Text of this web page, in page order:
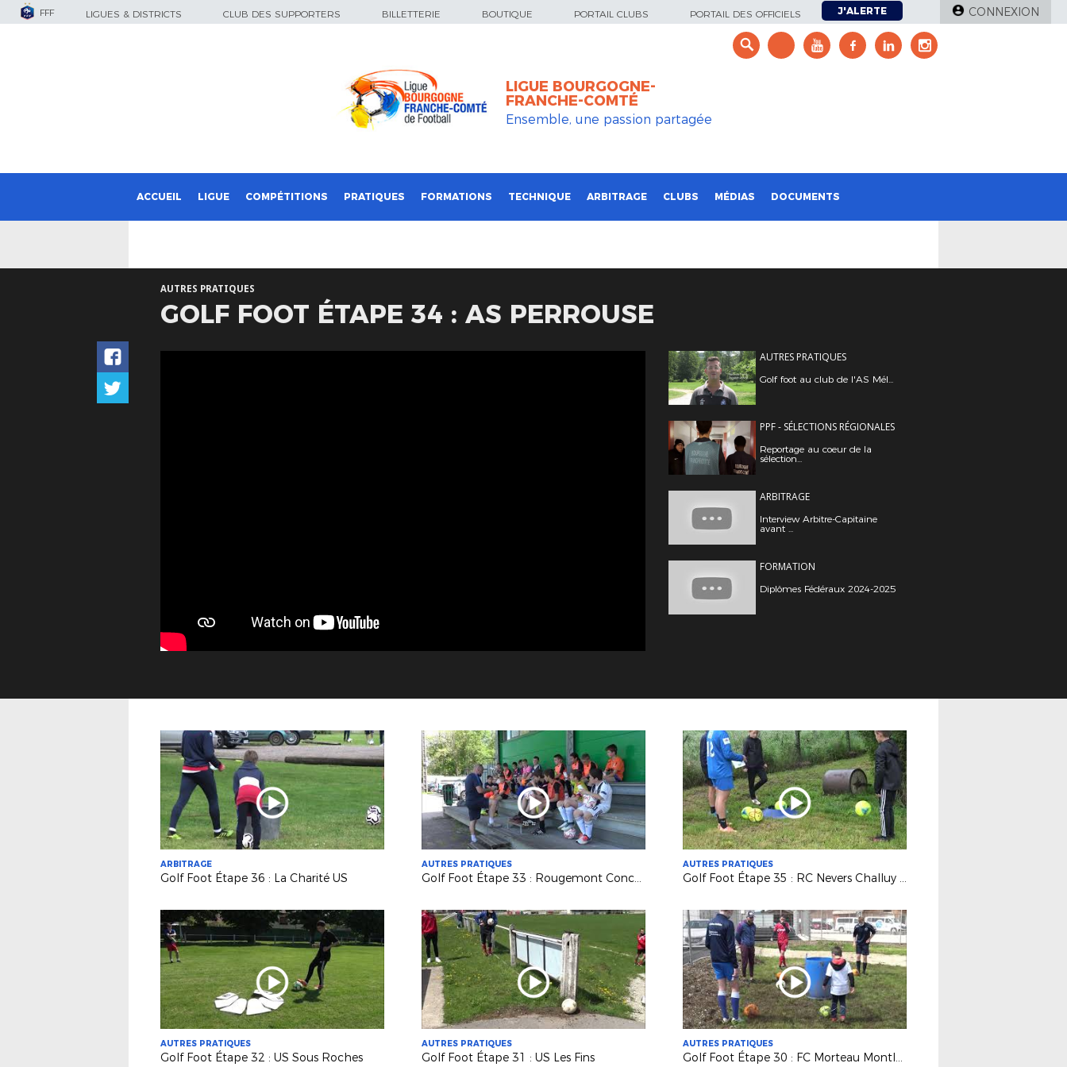
FFF LIGUES & DISTRICTS CLUB DES SUPPORTERS BILLETTERIE BOUTIQUE PORTAIL CLUBS PORTAIL DES OFFICIELS J'ALERTE CONNEXION
LIGUE BOURGOGNE-
FRANCHE-COMTÉ
Ensemble, une passion partagée
ACCUEIL LIGUE COMPÉTITIONS PRATIQUES FORMATIONS TECHNIQUE ARBITRAGE CLUBS MÉDIAS DOCUMENTS
AUTRES PRATIQUES
GOLF FOOT ÉTAPE 34 : AS PERROUSE
AUTRES PRATIQUES
Golf foot au club de l'AS Mél...
PPF - SÉLECTIONS RÉGIONALES
Reportage au coeur de la
sélection...
ARBITRAGE
Interview Arbitre-Capitaine
avant ...
FORMATION
Diplômes Fédéraux 2024-2025
ARBITRAGE
Golf Foot Étape 36 : La Charité US
AUTRES PRATIQUES
Golf Foot Étape 33 : Rougemont Concorde
AUTRES PRATIQUES
Golf Foot Étape 35 : RC Nevers Challuy Sermoise
AUTRES PRATIQUES
Golf Foot Étape 32 : US Sous Roches
AUTRES PRATIQUES
Golf Foot Étape 31 : US Les Fins
AUTRES PRATIQUES
Golf Foot Étape 30 : FC Morteau Montlebon